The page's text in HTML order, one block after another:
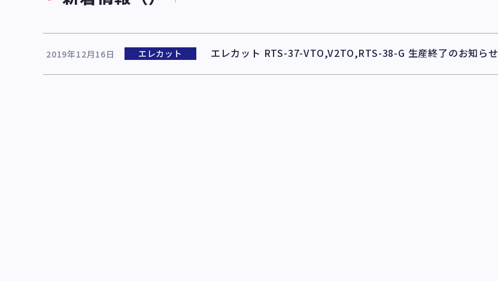
2019年12月16日 エレカット エレカット RTS-37-VTO,V2TO,RTS-38-G 生産終了のお知らせ